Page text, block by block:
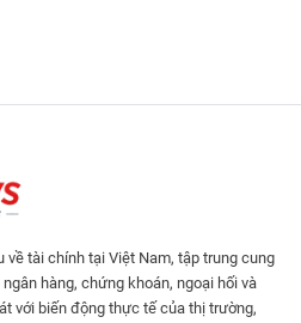
về tài chính tại Việt Nam, tập trung cung
hàng, chứng khoán, ngoại hối và
với biến động thực tế của thị trường,